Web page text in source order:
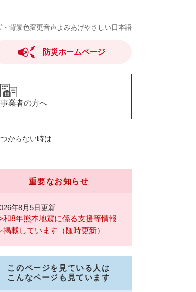
・背景色変更音声よみあげやさしい日本語
防災ホームページ
事業者の方へ
からない時は
重要なお知らせ
年8月5日更新
和8年熊本地震に係る支援等情報
掲載しています（随時更新）
このページを見ている人は
こんなページも見ています